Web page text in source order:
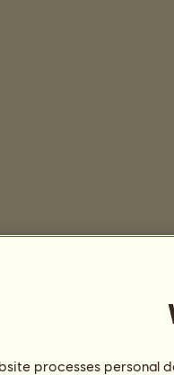
processes personal